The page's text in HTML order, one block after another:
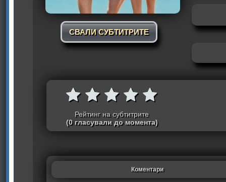
СВАЛИ СУБТИТРИТЕ
Рейтинг на субтитрите
(0 гласували до момента)
Коментари